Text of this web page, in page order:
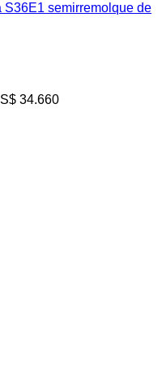
S36E1 semirremolque de
34.660